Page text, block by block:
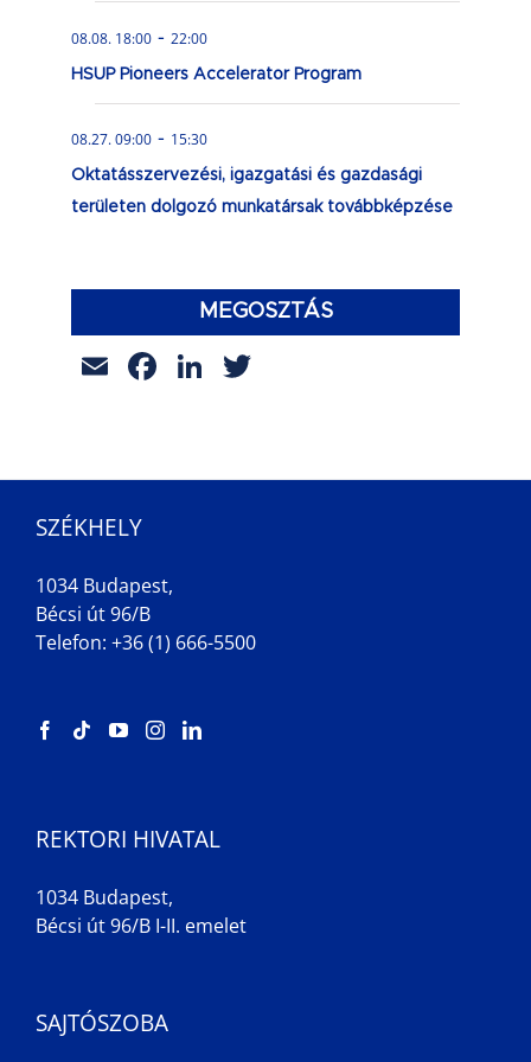
08.08. 18:00 - 22:00
HSUP Pioneers Accelerator Program
08.27. 09:00 - 15:30
Oktatásszervezési, igazgatási és gazdasági
területen dolgozó munkatársak továbbképzése
MEGOSZTÁS
EmailFacebook
LinkedIn
SZÉKHELY
1034 Budapest,
Bécsi út 96/B
Telefon: +36 (1) 666-5500
REKTORI HIVATAL
1034 Budapest,
Bécsi út 96/B I-II. emelet
SAJTÓSZOBA